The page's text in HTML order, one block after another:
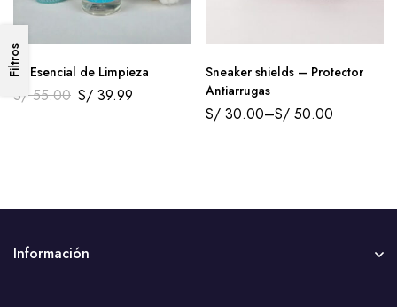
FiltrosKit Esencial de Limpieza
S/55.00 S/ 39.99
Sneaker shields – Protector
Antiarrugas
S/ 30.00–S/ 50.00
Información